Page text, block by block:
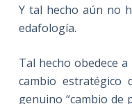
Y tal hecho aún no
edafología.
Tal hecho obedece
cambio estratégico
genuino “cambio de